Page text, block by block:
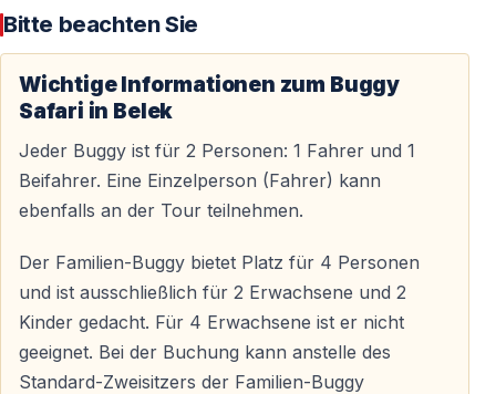
nicht gefährlich
Perfekt für: Familien, die gemeinsam etwas
Sicherheitsniveau zu verlassen.
Abholung direkt von Ihrem Luxushotel
Komfortable Klimabus-Transfers werden angeboten
von allen großen Belek-Resorts:
Bitte beachten Sie
Wichtige Informationen zum Buggy
Safari in Belek
Jeder Buggy ist für 2 Personen: 1 Fahrer und 1
Beifahrer. Eine Einzelperson (Fahrer) kann
ebenfalls an der Tour teilnehmen.
Der Familien-Buggy bietet Platz für 4 Personen
und ist ausschließlich für 2 Erwachsene und 2
Kinder gedacht. Für 4 Erwachsene ist er nicht
geeignet. Bei der Buchung kann anstelle des
Standard-Zweisitzers der Familien-Buggy